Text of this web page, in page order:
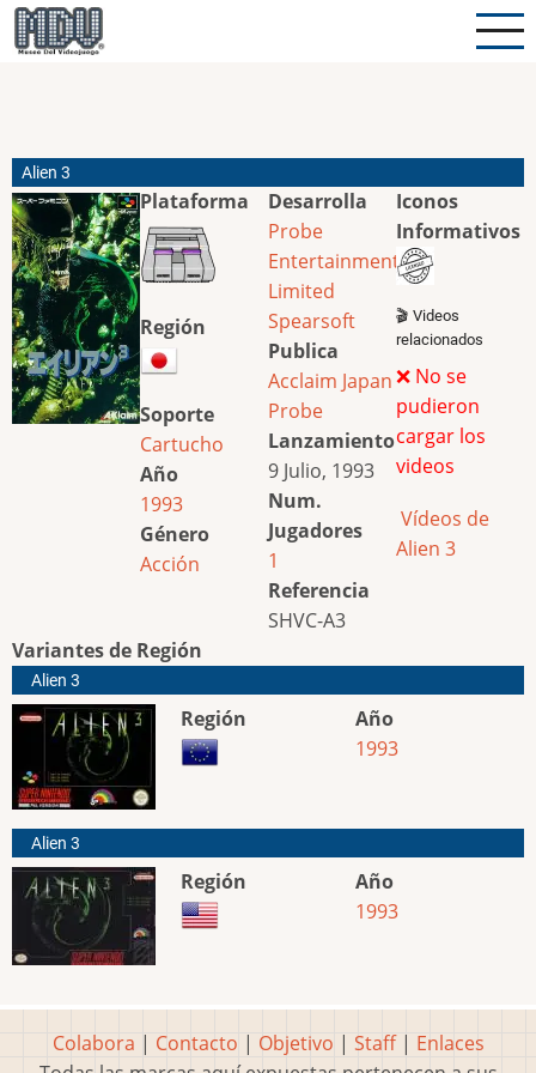
Pasar
al
Alien 3
Plataforma
Región
Soporte
Cartucho
Año
1993
Género
Acción
Desarrolla
Probe
Entertainment
Limited
Spearsoft
Publica
Acclaim Japan
Probe
Lanzamiento
9 Julio, 1993
Num.
Jugadores
1
Referencia
SHVC-A3
Iconos
Informativos
🎬 Videos
relacionados
❌ No se
pudieron
cargar los
videos
Vídeos de
Alien 3
Variantes de Región
Alien 3
Región
Año
1993
Alien 3
Región
Año
1993
Colabora | Contacto | Objetivo | Staff| Enlaces